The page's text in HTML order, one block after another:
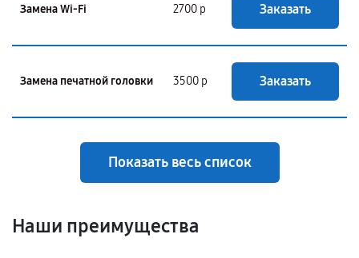
Замена Wi-Fi 2700 р Заказать
Замена печатной головки 3500 р Заказать
Показать весь список
Наши преимущества